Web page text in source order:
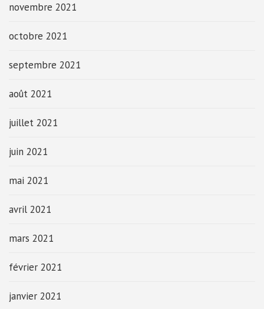
novembre 2021
octobre 2021
septembre 2021
août 2021
juillet 2021
juin 2021
mai 2021
avril 2021
mars 2021
février 2021
janvier 2021